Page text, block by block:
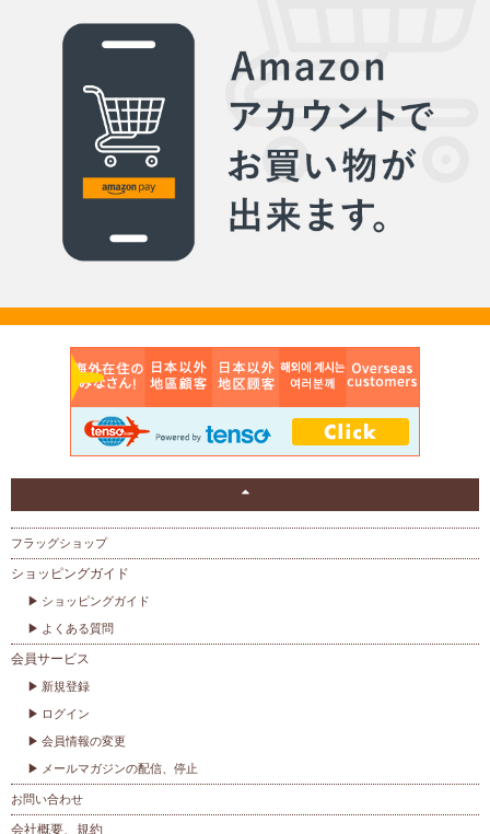
フラッグショップ
ショッピングガイド
ショッピングガイド
よくある質問
会員サービス
新規登録
ログイン
会員情報の変更
メールマガジンの配信、停止
お問い合わせ
会社概要、規約